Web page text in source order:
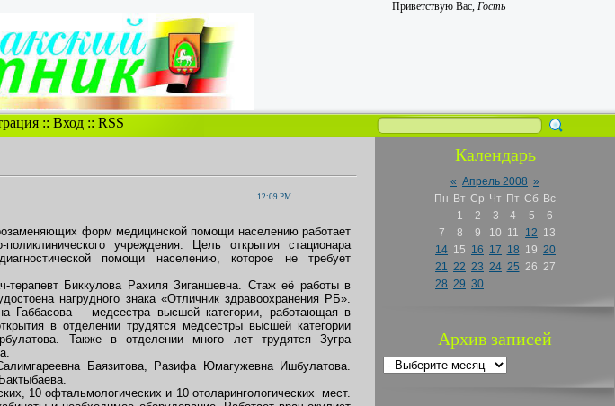
Приветствую Вас, Гость
:: Вход:: RSS
12:09 PM
форм медицинской помощи населению работает
учреждения. Цель открытия стационара
помощи населению, которое не требует
терапевт Биккулова Рахиля Зиганшевна. Стаж её работы в
нагрудного знака «Отличник здравоохранения РБ».
Габбасова – медсестра высшей категории, работающая в
в отделении трудятся медсестры высшей категории
Также в отделении много лет трудятся Зугра
Баязитова, Разифа Юмагужевна Ишбулатова.
10 офтальмологических и 10 отоларингологических мест.
Календарь
« Апрель 2008 »
Пн Вт Ср Чт Пт Сб Вс
1
2 3 4 5
6
7
8 9 10 11 12 13
14 15 16 17 18 19 20
21 22 23 24 25 26 27
28 29 30
Архив записей